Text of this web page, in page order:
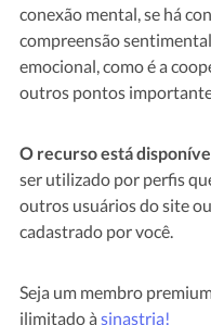
conexão mental, se há
compreensão
emocional, como é a
outros pontos
O recurso está
ser utilizado por perfis
outros usuários do site
cadastrado por você.
Seja um membro
ilimitado à sinastria!